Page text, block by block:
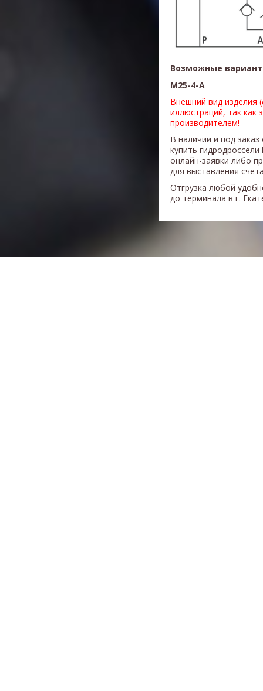
Возможные
M25-4-A
Внешний вид изделия
иллюстраций, так как
производителем!
В наличии и под
купить гидродроссели
онлайн-заявки либо
для выставления
Отгрузка любой
до терминала в г.